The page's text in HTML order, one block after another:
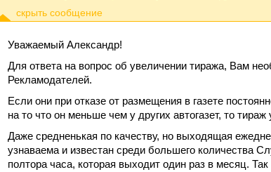
Уважаемый Александр!
Для ответа на вопрос об увеличении тиража, Вам
Рекламодателей.
Если они при отказе от размещения в газете
на то что он меньше чем у других автогазет, то тираж
Даже средненькая по качеству, но выходящая
узнаваема и известан среди большего количества
полтора часа, которая выходит один раз в месяц.